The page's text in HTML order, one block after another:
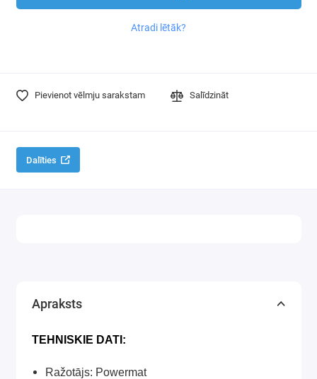
Lentzāģi
Elektriskās ēveles un reismusi
Atradi lētāk?
Pievienot vēlmju sarakstam Salīdzināt
Dalīties
Apraksts
TEHNISKIE DATI:
Ražotājs: Powermat